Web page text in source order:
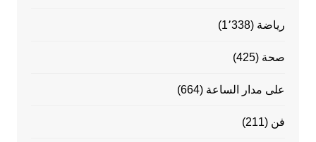
رياضة (1٬338)
صحة (425)
على مدار الساعة (664)
فن (211)